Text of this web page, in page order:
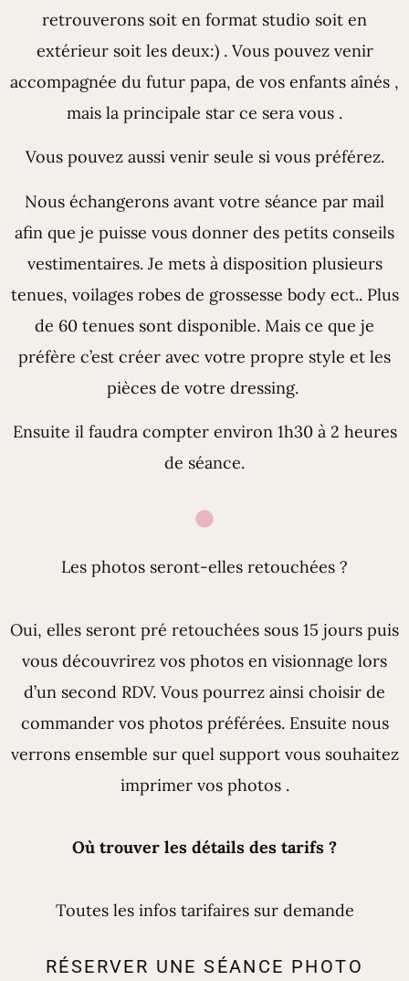
retrouverons soit en format studio soit en
extérieur soit les deux:) . Vous pouvez venir
accompagnée du futur papa, de vos enfants aînés ,
mais la principale star ce sera vous .
Vous pouvez aussi venir seule si vous préférez.
Nous échangerons avant votre séance par mail
afin que je puisse vous donner des petits conseils
vestimentaires. Je mets à disposition plusieurs
tenues, voilages robes de grossesse body ect.. Plus
de 60 tenues sont disponible. Mais ce que je
préfère c’est créer avec votre propre style et les
pièces de votre dressing.
Ensuite il faudra compter environ 1h30 à 2 heures
de séance.
Les photos seront-elles retouchées ?
Oui, elles seront pré retouchées sous 15 jours puis
vous découvrirez vos photos en visionnage lors
d’un second RDV. Vous pourrez ainsi choisir de
commander vos photos préférées. Ensuite nous
verrons ensemble sur quel support vous souhaitez
imprimer vos photos .
Où trouver les détails des tarifs ?
Toutes les infos tarifaires sur demande
RÉSERVER UNE SÉANCE PHOTO